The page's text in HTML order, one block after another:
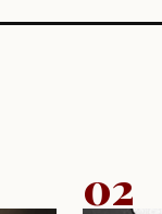
02